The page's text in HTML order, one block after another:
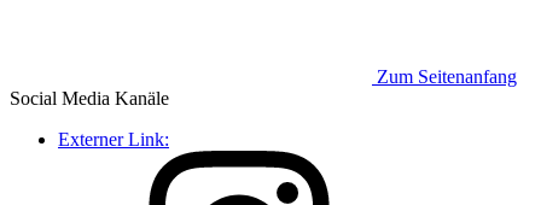
Zum Seitenanfang
Social Media Kanäle
Externer Link: